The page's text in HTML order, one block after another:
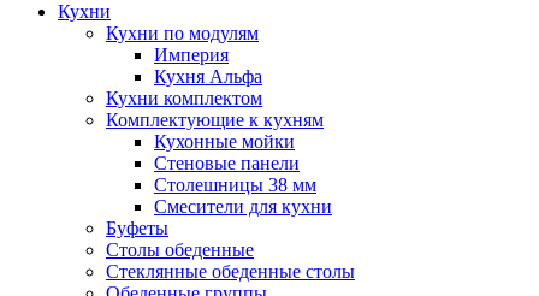
Кухни
Кухни по модулям
Империя
Кухня Альфа
Кухни комплектом
Комплектующие к кухням
Кухонные мойки
Стеновые панели
Столешницы 38 мм
Смесители для кухни
Буфеты
Столы обеденные
Стеклянные обеденные столы